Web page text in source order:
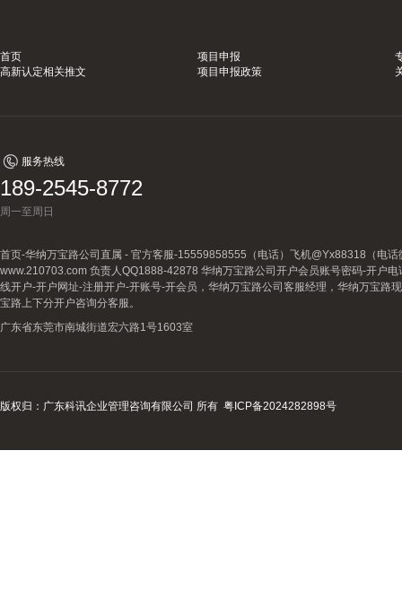
首页 项目申报
高新认定相关推文
项目申报政策
服务热线
189-2545-8772
周一至周日
首页-华纳万宝路公司直属 - 官方客服-15559858555（电话）飞机@Yx88318（电
www.210703.com 负责人QQ1888-42878 华纳万宝路公司开户会员账号密码-开户
线开户-开户网址-注册开户-开账号-开会员，华纳万宝路公司客服经理，华纳万宝路
宝路上下分开户咨询分客服。
广东省东莞市南城街道宏六路1号1603室
版权归：广东科讯企业管理咨询有限公司 所有 粤ICP备2024282898号